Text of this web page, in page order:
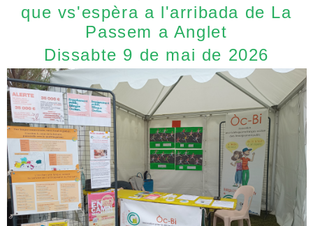
que vs'espèra a l'arribada de La
Passem a Anglet
Dissabte 9 de mai de 2026